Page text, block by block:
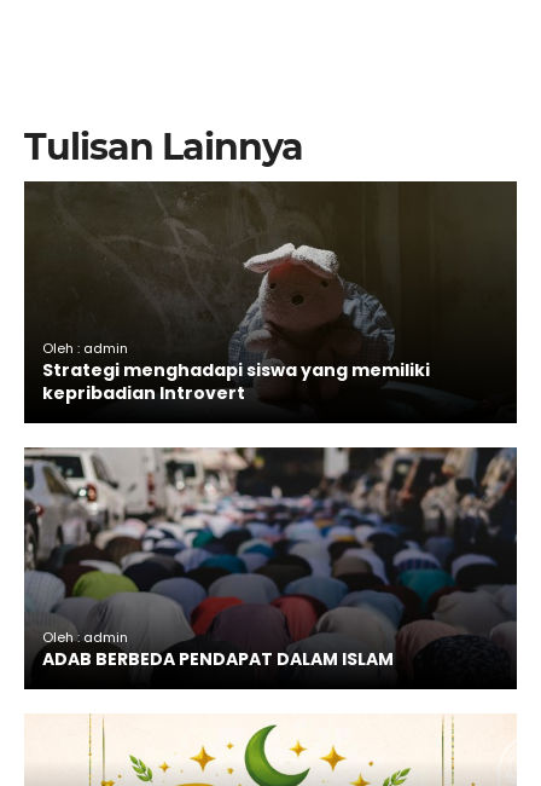
Tulisan Lainnya
Oleh : admin
Strategi menghadapi siswa yang memiliki
kepribadian Introvert
Oleh : admin
ADAB BERBEDA PENDAPAT DALAM ISLAM